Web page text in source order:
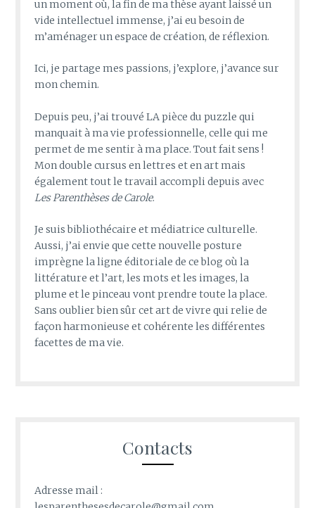
un moment où, la fin de ma thèse ayant laissé un
vide intellectuel immense, j’ai eu besoin de
m’aménager un espace de création, de réflexion.
Ici, je partage mes passions, j’explore, j’avance sur
mon chemin.
Depuis peu, j’ai trouvé LA pièce du puzzle qui
manquait à ma vie professionnelle, celle qui me
permet de me sentir à ma place. Tout fait sens !
Mon double cursus en lettres et en art mais
également tout le travail accompli depuis avec
Les Parenthèses de Carole.
Je suis bibliothécaire et médiatrice culturelle.
Aussi, j’ai envie que cette nouvelle posture
imprègne la ligne éditoriale de ce blog où la
littérature et l’art, les mots et les images, la
plume et le pinceau vont prendre toute la place.
Sans oublier bien sûr cet art de vivre qui relie de
façon harmonieuse et cohérente les différentes
facettes de ma vie.
Contacts
Adresse mail :